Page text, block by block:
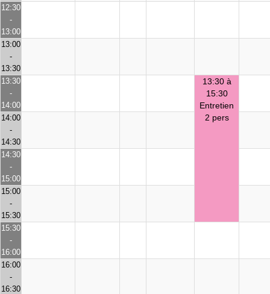
12:30
-
13:00
13:00
-
13:30
13:30
-
14:00
13:30 à
15:30
Entretien
2 pers
14:00
-
14:30
14:30
-
15:00
15:00
-
15:30
15:30
-
16:00
16:00
-
16:30